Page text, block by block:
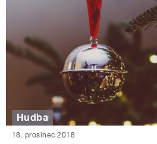
Hudba
18. prosinec 2018